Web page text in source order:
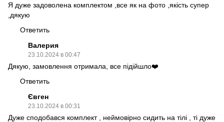
Я дуже задоволена комплектом ,все як на фото ,якість супер
,дякую
Ответить
Валерия
23.10.2024 в 00:47
Дякую, замовлення отримала, все підійшло❤️
Ответить
Євген
23.10.2024 в 00:31
Дуже сподобався комплект , неймовірно сидить на тілі , ті дуже